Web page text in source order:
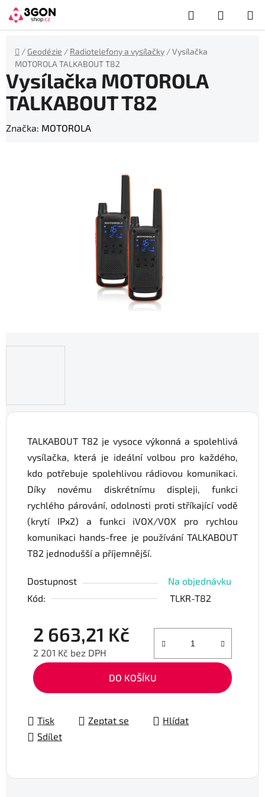
Přejít
na
obsah
Hledat
KOŠÍK
Domů
/ Geodézie / Radiotelefony a vysílačky /Vysílačka
MOTOROLA TALKABOUT T82
TALKABOUT T82 je vysoce výkonná a spolehlivá
vysílačka, která je ideální volbou pro každého,
kdo potřebuje spolehlivou rádiovou komunikaci.
Díky novému diskrétnímu displeji, funkci
rychlého párování, odolnosti proti stříkající vodě
(krytí IPx2) a funkci iVOX/VOX pro rychlou
komunikaci hands-free je používání TALKABOUT
T82 jednodušší a příjemnější.
Dostupnost
Na objednávku
Kód:
TLKR-T82
2 663,21 Kč
2 201 Kč bez DPH
Měrná cena:
DO KOŠÍKU
Tisk Zeptat se
Hlídat
Sdílet
Vysílačka MOTOROLA
TALKABOUT T82
Značka: MOTOROLA